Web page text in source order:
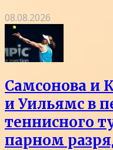
08.08.2026
Самсонова и
и Уильямс в
теннисного
парном